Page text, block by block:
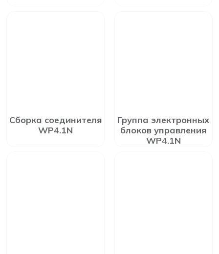
Сборка соединителя
WP4.1N
Группа электронных
блоков управления
WP4.1N